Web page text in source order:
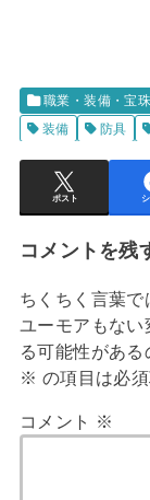
職業・装備・宝
装備
防具
ポスト
コメントを残
ちくちく言葉で
ユーモアもな
る可能性がある
※ の項目は必
コメント ※